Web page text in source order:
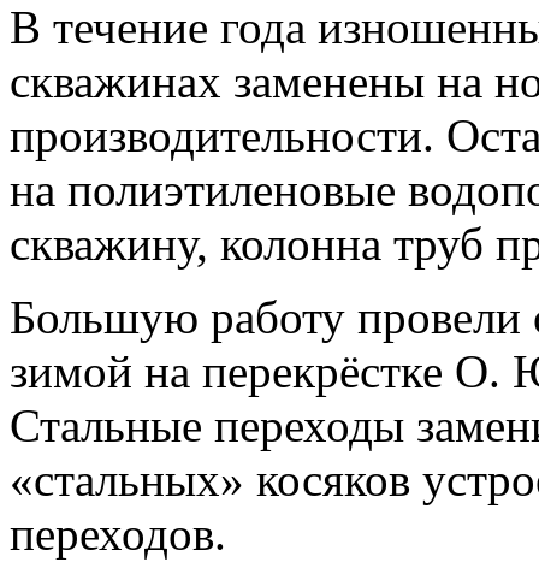
В течение года
скважинах заменены на
производительности.
на полиэтиленовые
скважину, колонна труб
Большую работу провели
зимой на перекрёстке О.
Стальные переходы
«стальных» косяков
переходов.